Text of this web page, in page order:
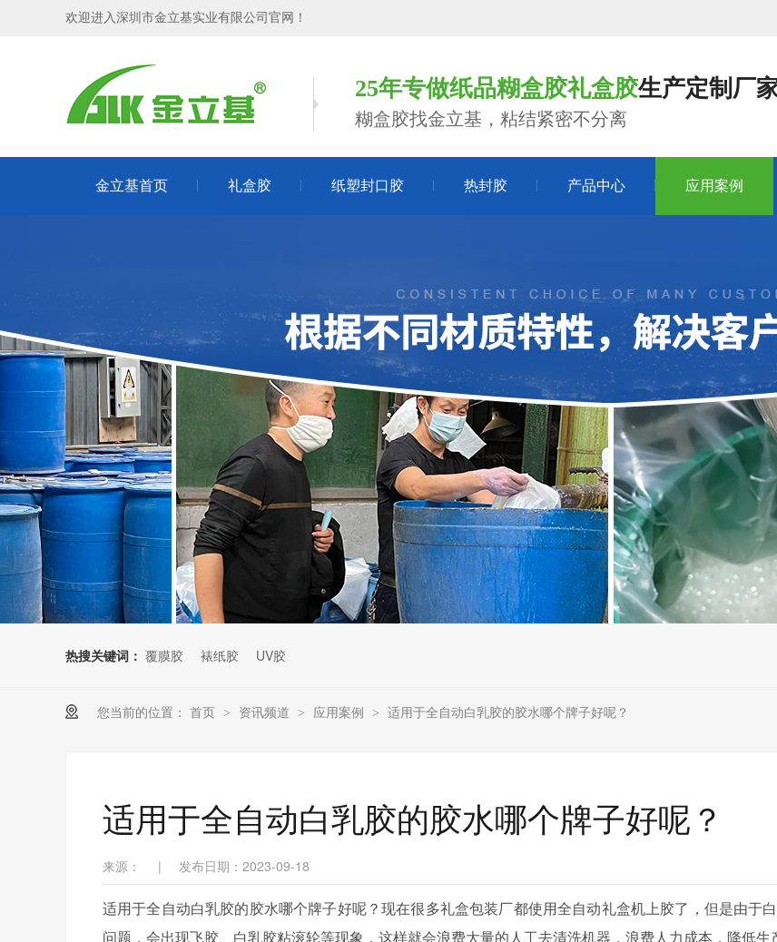
欢迎进入深圳市金立基实业有限公司官网！
25年专做纸品糊盒胶礼盒胶生产定制厂
糊盒胶找金立基，粘结紧密不分离
金立基首页 礼盒胶 纸塑封口胶 热封胶 产品中心 应用案例
热搜关键词： 覆膜胶 裱纸胶 UV胶
您当前的位置： 首页 > 资讯频道 > 应用案例 > 适用于全自动白乳胶的胶水哪个牌子好呢？
适用于全自动白乳胶的胶水哪个牌子好呢？
来源： | 发布日期：2023-09-18
适用于全自动白乳胶的胶水哪个牌子好呢？现在很多礼盒包装厂都使用全自动礼盒机上胶了，但是由于
问题，会出现飞胶、 白乳胶粘滚轮等现象，这样就会浪费大量的人工去清洗机器，浪费人力成本，降低生